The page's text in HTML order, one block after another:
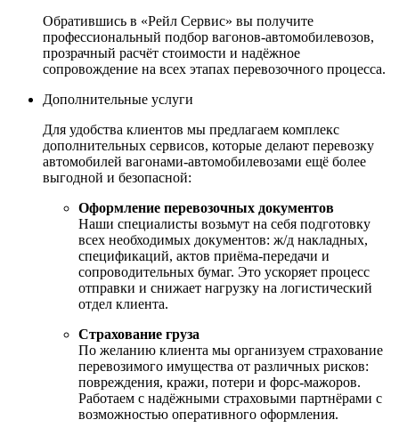
Обратившись в «Рейл Сервис» вы получите
профессиональный подбор вагонов-автомобилевозов,
прозрачный расчёт стоимости и надёжное
сопровождение на всех этапах перевозочного процесса.
Дополнительные услуги
Для удобства клиентов мы предлагаем комплекс
дополнительных сервисов, которые делают перевозку
автомобилей вагонами-автомобилевозами ещё более
выгодной и безопасной:
Оформление перевозочных документов
Наши специалисты возьмут на себя подготовку
всех необходимых документов: ж/д накладных,
спецификаций, актов приёма-передачи и
сопроводительных бумаг. Это ускоряет процесс
отправки и снижает нагрузку на логистический
отдел клиента.
Страхование груза
По желанию клиента мы организуем страхование
перевозимого имущества от различных рисков:
повреждения, кражи, потери и форс-мажоров.
Работаем с надёжными страховыми партнёрами с
возможностью оперативного оформления.